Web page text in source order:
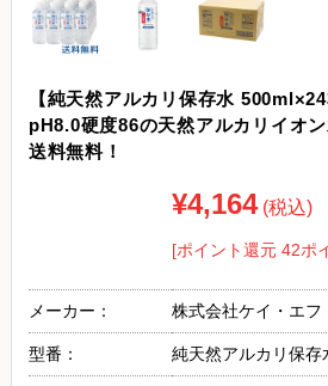
【純天然アルカリ保存水
pH8.0硬度86の天然アルカリイオ
送料無料！
¥4,164 (税込)
[ポイント還元 42ポ
メーカー： 株式会社ケイ・エフ
型番： 純天然アルカリ保存